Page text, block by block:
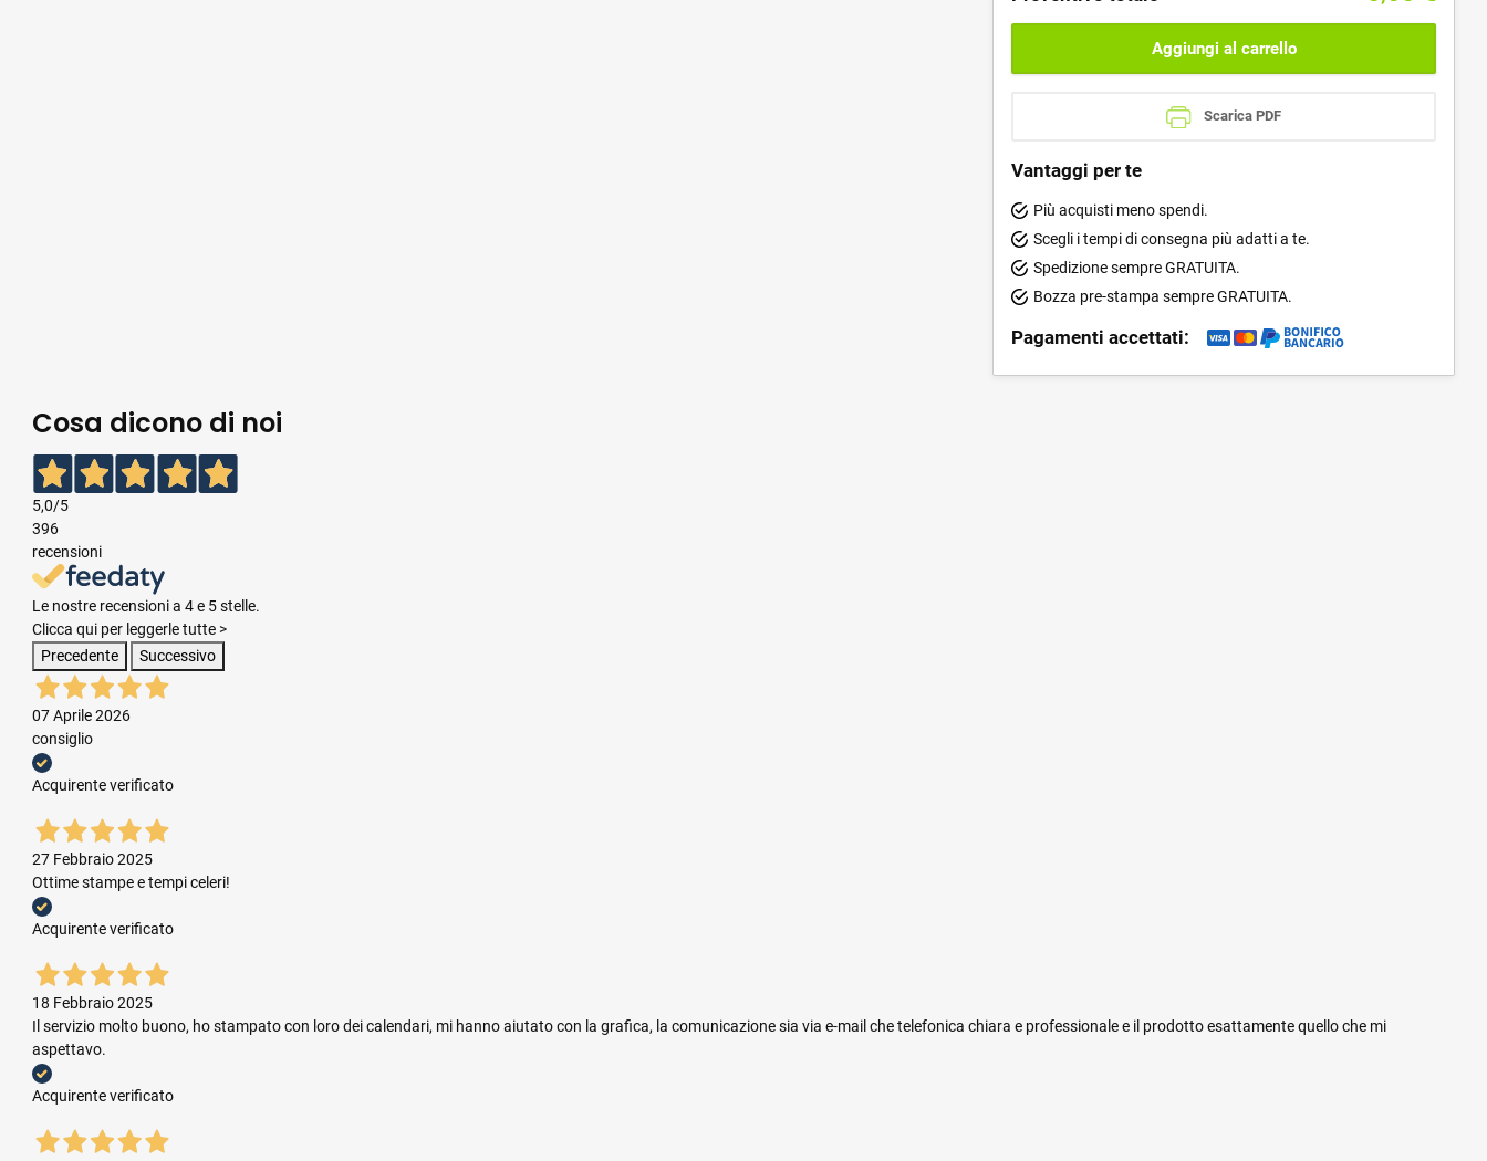
Aggiungi al carrello
Scarica PDF
Vantaggi per te
Più acquisti meno spendi.
Scegli i tempi di consegna più adatti a te.
Spedizione sempre GRATUITA.
Bozza pre-stampa sempre GRATUITA.
Pagamenti accettati:
Cosa dicono di noi
5,0/5
396
recensioni
Le nostre recensioni a 4 e 5 stelle.
Clicca qui per leggerle tutte >
Precedente
Successivo
07 Aprile 2026
consiglio
Acquirente verificato
27 Febbraio 2025
Ottime stampe e tempi celeri!
Acquirente verificato
18 Febbraio 2025
Il servizio molto buono, ho stampato con loro dei calendari, mi hanno aiutato con la grafica, la comunicazione sia via e-mail che telefonica chiara e professionale e il prodotto esattamente quello che mi
aspettavo.
Acquirente verificato